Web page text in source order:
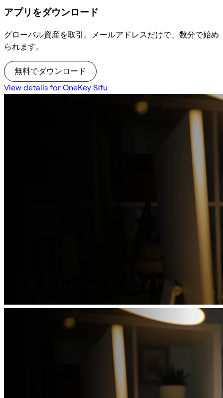
アプリをダウンロード
グローバル資産を取引。メールアドレスだけで、数分で始め
られます。
無料でダウンロード
View details for OneKey Sifu